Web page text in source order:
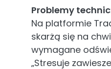
Problemy
Na platformie
skarżą się na
wymagane
„Stresuje